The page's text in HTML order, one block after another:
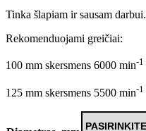
Tinka šlapiam ir sausam darbui.
Rekomenduojami greičiai:
100 mm skersmens 6000 min-1
125 mm skersmens 5500 min-1